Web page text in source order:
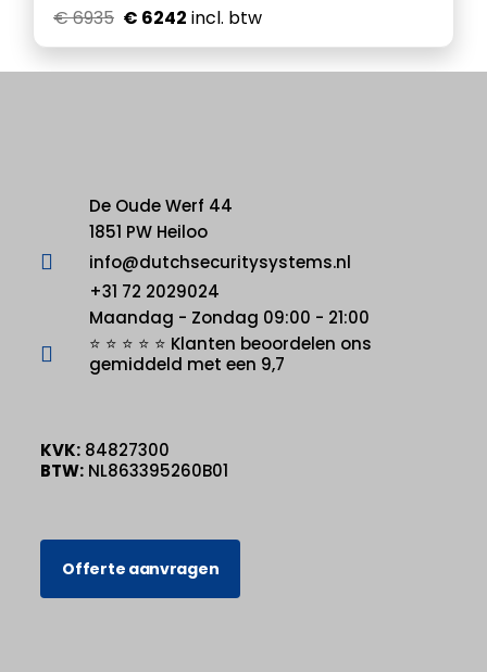
€ 6935 € 6242 incl. btw
De Oude Werf 44
1851 PW Heiloo
info@dutchsecuritysystems.nl
+31 72 2029024
Maandag - Zondag 09:00 - 21:00
⭐ ⭐ ⭐ ⭐ ⭐ Klanten beoordelen ons
gemiddeld met een 9,7
KVK: 84827300
BTW: NL863395260B01
Offerte aanvragen